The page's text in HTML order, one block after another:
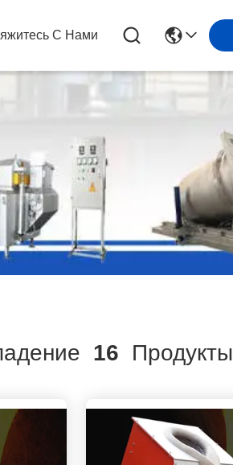
С Нами
16 Продукты